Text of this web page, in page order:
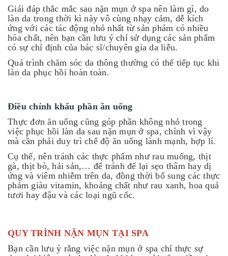
Giải đáp thắc mắc sau nặn mụn ở spa nên làm gì, do
làn da trong thời kì này vô cùng nhạy cảm, dễ kích
ứng với các tác động nhỏ nhất từ sản phảm có nhiều
hóa chất, nên bạn cần lưu ý chỉ sử dụng các sản phẩm
có sự chỉ định của bác sĩ/chuyên gia da liễu.
Quá trình chăm sóc da thông thường có thể tiếp tục khi
làn da phục hồi hoàn toàn.
Điều chỉnh khẩu phần ăn uống
Thực đơn ăn uống cũng góp phần không nhỏ trong
việc phục hồi làn da sau nặn mụn ở spa, chính vì vậy
mà cần phải duy trì chế độ ăn uống lành mạnh, hợp lí.
Cụ thể, nên tránh các thực phẩm như rau muống, thịt
gà, thịt bò, hải sản,… để tránh để lại sẹo thâm hay dị
ứng và viêm nhiễm trên da, đồng thời bổ sung các thực
phảm giàu vitamin, khoảng chất như rau xanh, hoa quả
tươi hay đậu và các loại ngũ cốc.
QUY TRÌNH NẶN MỤN TẠI SPA
Bạn cần lưu ý rằng việc nặn mụn ở spa chỉ thực sự